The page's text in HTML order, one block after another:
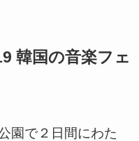
韓国の音楽フェ
園で２日間にわた